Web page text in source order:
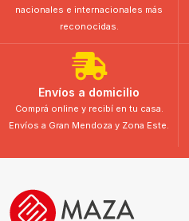
nacionales e internacionales más
reconocidas.
Envíos a domicilio
Comprá online y recibí en tu casa.
Envíos a Gran Mendoza y Zona Este.